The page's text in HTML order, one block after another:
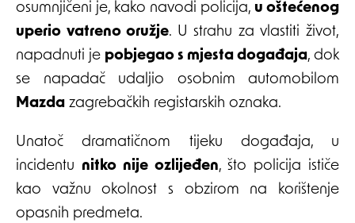
osumnjičeni je, kako navodi policija, u oštećenog
uperio vatreno oružje. U strahu za vlastiti život,
napadnuti je pobjegao s mjesta događaja, dok
se napadač udaljio osobnim automobilom
Mazda zagrebačkih registarskih oznaka.
Unatoč dramatičnom tijeku događaja, u
incidentu nitko nije ozlijeđen, što policija ističe
kao važnu okolnost s obzirom na korištenje
opasnih predmeta.